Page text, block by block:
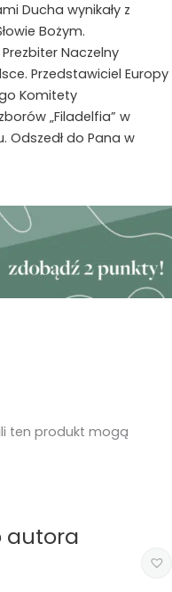
Ducha wynikały z
Bożym.
Naczelny
Przedstawiciel Europy
Komitety
„Filadelfia” w
Odszedł do Pana w
ten produkt mogą
autora